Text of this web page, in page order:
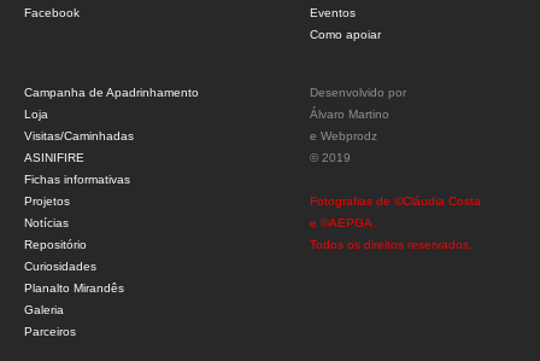
Facebook
Eventos
Como apoiar
Campanha de Apadrinhamento
Loja
Visitas/Caminhadas
ASINIFIRE
Fichas informativas
Projetos
Notícias
Repositório
Curiosidades
Planalto Mirandês
Galeria
Parceiros
Desenvolvido por
Álvaro Martino
e Webprodz
© 2019
Fotografias de ©Cláudia Costa
e ©AEPGA.
Todos os direitos reservados.